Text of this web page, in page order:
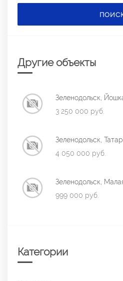
Другие объекты
Зеленодольск,
3 250 000 руб.
Зеленодольск,
4 050 000 руб.
Зеленодольск,
999 000 руб.
Категории